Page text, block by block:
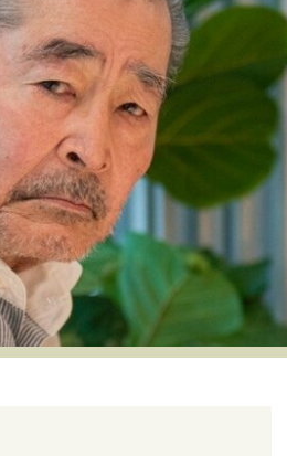
挫折からの再起 未知への挑戦
10代の挫折と原点
う決断 大人の学び直し
次世代へのバトン トップが描く